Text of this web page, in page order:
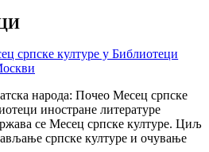
српске културе у Библиотеци
народа: Почео Месец српске
иностране литературе
се Месец српске културе. Циљ
српске културе и очување